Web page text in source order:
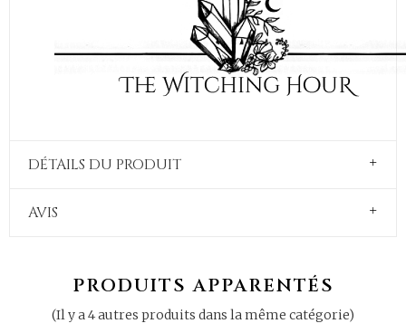
DÉTAILS DU PRODUIT
AVIS
PRODUITS APPARENTÉS
(Il y a 4 autres produits dans la même catégorie)